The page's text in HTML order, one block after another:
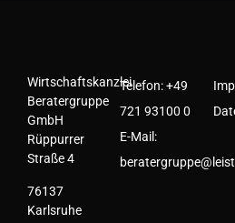
Wirtschaftskanzlei
Beratergruppe
GmbH
Rüppurrer
Straße 4
76137
Karlsruhe
Telefon:+49
721 93100 0
E-Mail: